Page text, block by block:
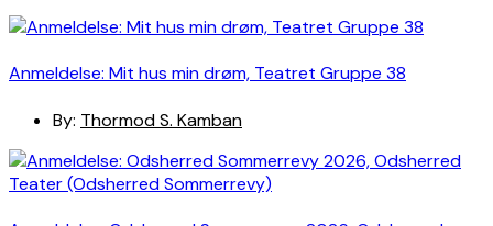
Anmeldelse: Mit hus min drøm, Teatret Gruppe 38
By: Thormod S. Kamban